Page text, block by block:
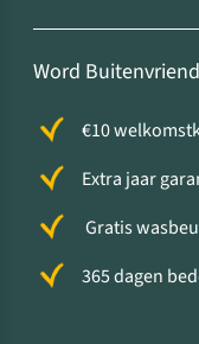
Word Buitenvriend
€10
Extra jaar
Gratis
365 dagen